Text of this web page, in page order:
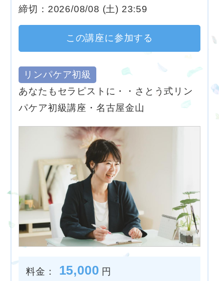
締切：2026/08/08 (土) 23:59
この講座に参加する
リンパケア初級
あなたもセラピストに・・さとう式リン
パケア初級講座・名古屋金山
料金： 15,000 円